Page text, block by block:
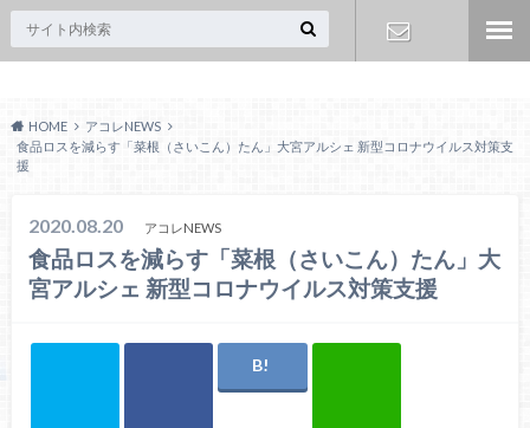
せ
HOME
アコレNEWS
食品ロスを減らす「菜根（さいこん）たん」大宮アルシェ 新型コロナウイルス対策支
援
2020.08.20 アコレNEWS
食品ロスを減らす「菜根（さいこん）たん」大
宮アルシェ 新型コロナウイルス対策支援